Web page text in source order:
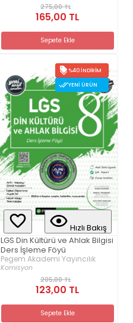
275,00 TL
165,00 TL
Sepete Ekle
%40 İNDIRIM
YENI ÜRÜN
Hızlı Bakış
LGS Din Kültürü ve Ahlak Bilgisi
Ders İşleme Föyü
Pegem Akademi Yayıncılık
Komisyon
205,00 TL
123,00 TL
Sepete Ekle